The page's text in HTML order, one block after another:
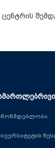
ცენტრის